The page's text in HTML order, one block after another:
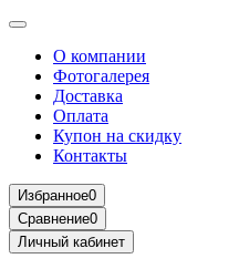
О компании
Фотогалерея
Доставка
Оплата
Купон на скидку
Контакты
Избранное0
Сравнение0
Личный кабинет